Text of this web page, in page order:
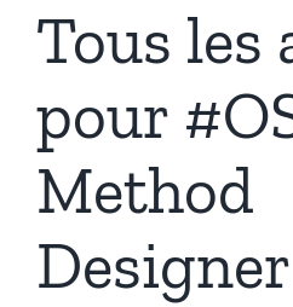
Tous les
pour
Method
Designer